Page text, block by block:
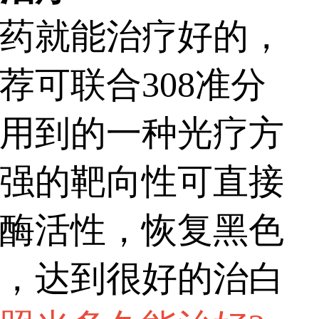
能治疗好的，
可联合308准分
到的一种光疗方
的靶向性可直接
活性，恢复黑色
达到很好的治白